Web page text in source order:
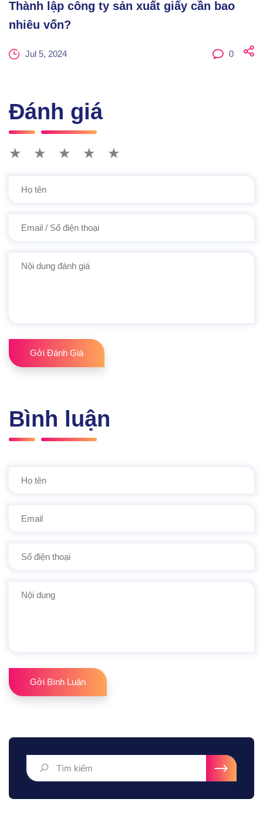
Thành lập công ty sản xuất giấy cần bao
nhiêu vốn?
Jul 5, 2024 0
Đánh giá
★ ★ ★ ★ ★
Gởi Đánh Giá
Bình luận
Gởi Bình Luận